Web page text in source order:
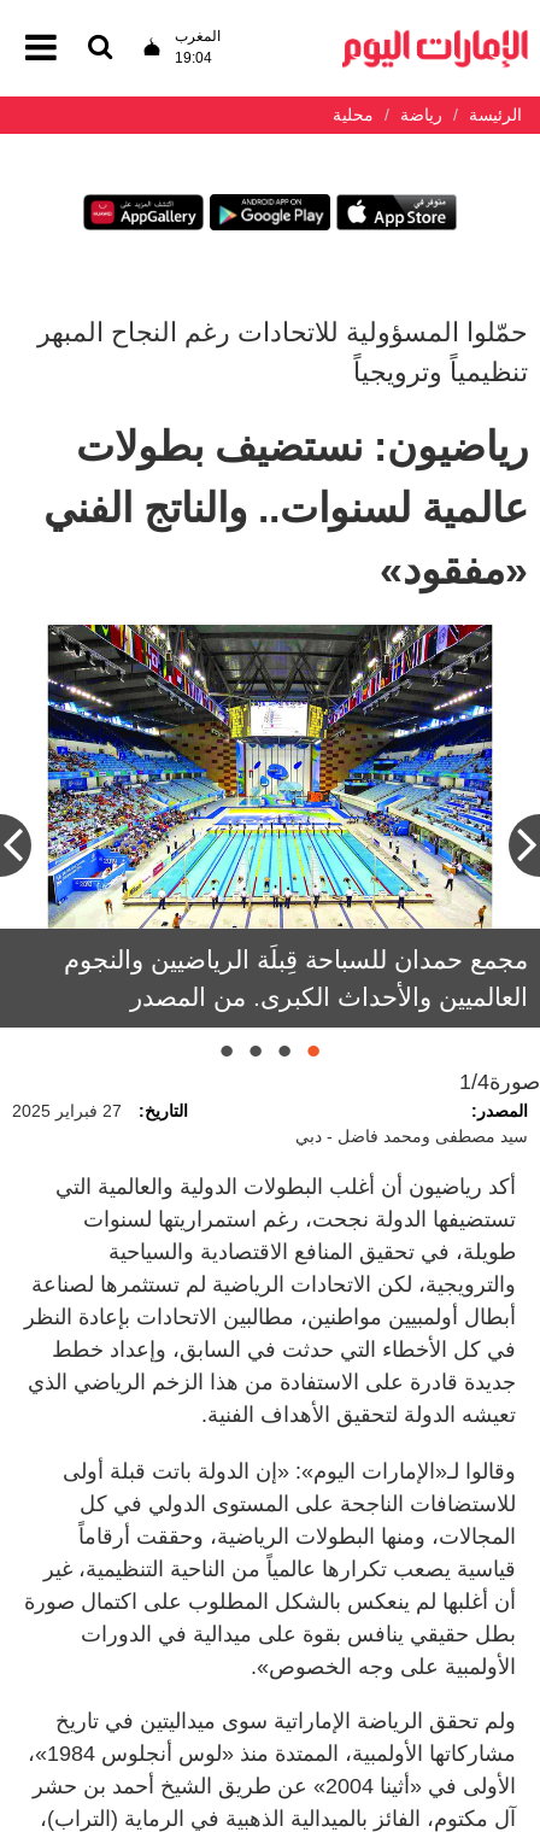
المغرب
19:04
الرئيسة رياضة محلية
حمّلوا المسؤولية للاتحادات رغم النجاح المبهر
تنظيمياً وترويجياً
رياضيون: نستضيف بطولات
عالمية لسنوات.. والناتج الفني
«مفقود»
مجمع حمدان للسباحة قِبلَة الرياضيين والنجوم
العالميين والأحداث الكبرى. من المصدر
فرصة واعدة لصناعة أبطال أولمبيين في رياضة
التايكواندو. من المصدر
صورة1/4
المصدر:
سيد مصطفى ومحمد فاضل - دبي
التاريخ: 27 فبراير 2025
أكد رياضيون أن أغلب البطولات الدولية والعالمية التي
تستضيفها الدولة نجحت، رغم استمراريتها لسنوات
طويلة، في تحقيق المنافع الاقتصادية والسياحية
والترويجية، لكن الاتحادات الرياضية لم تستثمرها لصناعة
أبطال أولمبيين مواطنين، مطالبين الاتحادات بإعادة النظر
في كل الأخطاء التي حدثت في السابق، وإعداد خطط
جديدة قادرة على الاستفادة من هذا الزخم الرياضي الذي
تعيشه الدولة لتحقيق الأهداف الفنية.
وقالوا لـ«الإمارات اليوم»: «إن الدولة باتت قبلة أولى
للاستضافات الناجحة على المستوى الدولي في كل
المجالات، ومنها البطولات الرياضية، وحققت أرقاماً
قياسية يصعب تكرارها عالمياً من الناحية التنظيمية، غير
أن أغلبها لم ينعكس بالشكل المطلوب على اكتمال صورة
بطل حقيقي ينافس بقوة على ميدالية في الدورات
الأولمبية على وجه الخصوص».
ولم تحقق الرياضة الإماراتية سوى ميداليتين في تاريخ
مشاركاتها الأولمبية، الممتدة منذ «لوس أنجلوس 1984»،
الأولى في «أثينا 2004» عن طريق الشيخ أحمد بن حشر
آل مكتوم، الفائز بالميدالية الذهبية في الرماية (التراب)،